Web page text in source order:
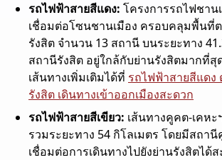
รถไฟฟ้าสายสีแดง: โครงการรถไฟชาน
เชื่อมต่อโซนชานเมือง ครอบคลุมพื้นที่
รังสิต จำนวน 13 สถานี บนระยะทาง
สถานีรังสิต อยู่ใกล้กับย่านรังสิตมากที่สุ
เส้นทางเพิ่มเติมได้ที่ รถไฟฟ้าสายสีแดง
รังสิต เดินทางเข้าออกเมืองสะดวก
รถไฟฟ้าสายสีเขียว: เส้นทางคูคต-เคห
รวมระยะทาง 54 กิโลเมตร โดยมีสถา
เชื่อมต่อการเดินทางไปยังย่านรังสิตได้